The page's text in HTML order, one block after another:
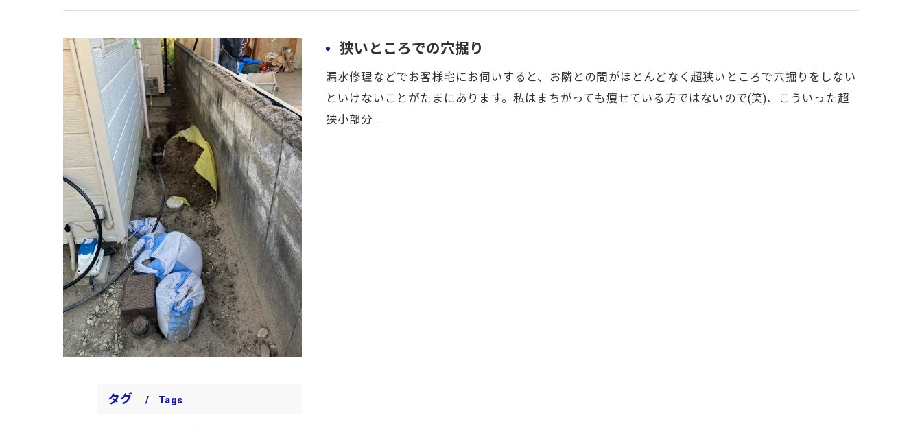
狭いところでの穴掘り
漏水修理などでお客様宅にお伺いすると、お隣との間がほとんどなく超狭いところで穴掘りをしない
といけないことがたまにあります。私はまちがっても痩せている方ではないので(笑)、こういった超
狭小部分…
タグ Tags